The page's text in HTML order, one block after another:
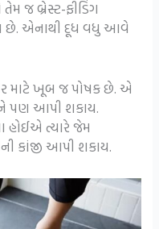
જ બ્રેસ્ટ-ફીડિંગ
છે. એનાથી દૂધ વધુ આવે
માટે ખૂબ જ પોષક છે. એ
પણ આપી શકાય.
ત્યારે જેમ
કાંજી આપી શકાય.